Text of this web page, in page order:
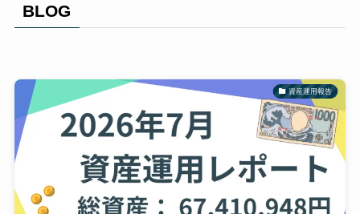
BLOG
資産運用報告